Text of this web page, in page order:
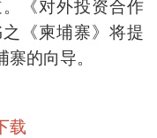
《对外投资合作
《柬埔寨》将提
的向导。
载